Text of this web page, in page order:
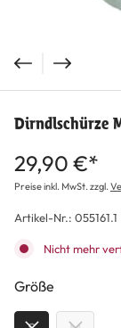
Dirndlschürze
29,90 €*
Preise inkl. MwSt. zzgl.
Artikel-Nr.: 055161.1
Nicht mehr
Größe